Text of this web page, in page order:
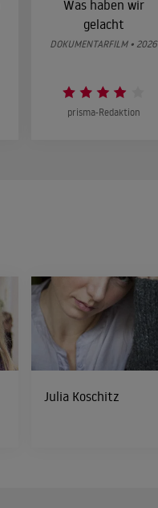
Was haben wir
gelacht
DOKUMENTARFILM • 2026
prisma-Redaktion
Julia Koschitz